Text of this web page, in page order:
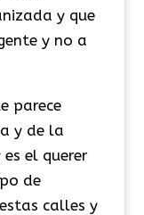
y que
y no a
parece
y de la
el querer
de
calles y